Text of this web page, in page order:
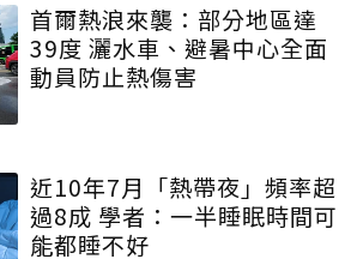
首爾熱浪來襲：部分地區達
39度 灑水車、避暑中心全面
動員防止熱傷害
近10年7月「熱帶夜」頻率超
過8成 學者：一半睡眠時間可
能都睡不好